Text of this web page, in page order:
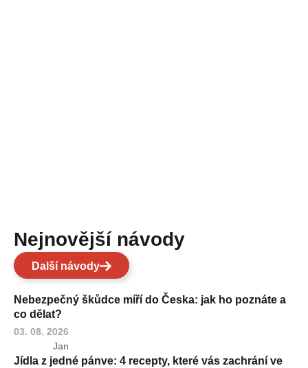
Nejnovější návody
Další návody
Nebezpečný škůdce míří do Česka: jak ho poznáte a
co dělat?
03. 08. 2026
Jan
Jídla z jedné pánve: 4 recepty, které vás zachrání ve